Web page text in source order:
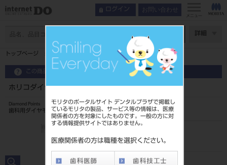
モリタのポータルサイト デンタルプラザで掲載し
ているモリタの製品、サービス等の情報は、医療
関係者の方を対象にしたものです。一般の方に対
する情報提供サイトではありません。
医療関係者の方は職種を選択ください。
ログイン お問い合わせ
メニュー
詳細
トップページ ホリコダイヤモンドポイントFG 大型 7入 01r
この商品に関するお問い合わせ
ホリコダイヤモンドポイントFG 大型 7入 01r
Diamond Points
歯科用ダイヤモンドバー
20651098101R
JAN/EANコード